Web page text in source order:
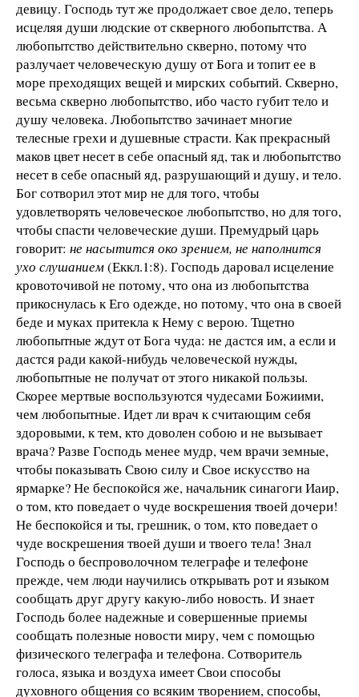
девицу. Господь тут же продолжает свое дело, теперь
исцеляя души людские от скверного любопытства. А
любопытство действительно скверно, потому что
разлучает человеческую душу от Бога и топит ее в
море преходящих вещей и мирских событий. Скверно,
весьма скверно любопытство, ибо часто губит тело и
душу человека. Любопытство зачинает многие
телесные грехи и душевные страсти. Как прекрасный
маков цвет несет в себе опасный яд, так и любопытство
несет в себе опасный яд, разрушающий и душу, и тело.
Бог сотворил этот мир не для того, чтобы
удовлетворять человеческое любопытство, но для того,
чтобы спасти человеческие души. Премудрый царь
говорит: не насытится око зрением, не наполнится
ухо слушанием(Еккл.1:8). Господь даровал исцеление
кровоточивой не потому, что она из любопытства
прикоснулась к Его одежде, но потому, что она в своей
беде и муках притекла к Нему с верою. Тщетно
любопытные ждут от Бога чуда: не дастся им, а если и
дастся ради какой-нибудь человеческой нужды,
любопытные не получат от этого никакой пользы.
Скорее мертвые воспользуются чудесами Божиими,
чем любопытные. Идет ли врач к считающим себя
здоровыми, к тем, кто доволен собою и не вызывает
врача? Разве Господь менее мудр, чем врачи земные,
чтобы показывать Свою силу и Свое искусство на
ярмарке? Не беспокойся же, начальник синагоги Иаир,
о том, кто поведает о чуде воскрешения твоей дочери!
Не беспокойся и ты, грешник, о том, кто поведает о
чуде воскрешения твоей души и твоего тела! Знал
Господь о беспроволочном телеграфе и телефоне
прежде, чем люди научились открывать рот и языком
сообщать друг другу какую-либо новость. И знает
Господь более надежные и совершенные приемы
сообщать полезные новости миру, чем с помощью
физического телеграфа и телефона. Сотворитель
голоса, языка и воздуха имеет Свои способы
духовного общения со всяким творением, способы,